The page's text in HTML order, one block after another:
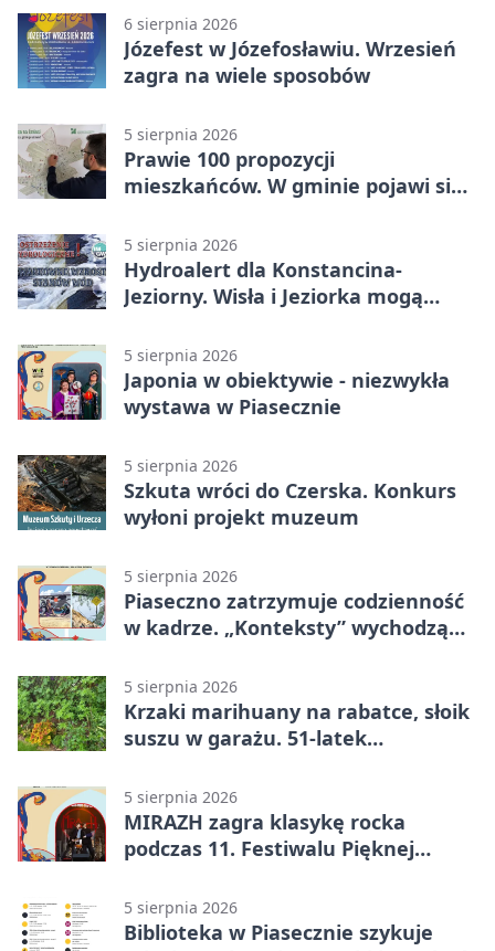
6 sierpnia 2026
Józefest w Józefosławiu. Wrzesień
zagra na wiele sposobów
5 sierpnia 2026
Prawie 100 propozycji
mieszkańców. W gminie pojawi się
5 sierpnia 2026
Hydroalert dla Konstancina-
Jeziorny. Wisła i Jeziorka mogą
5 sierpnia 2026
Japonia w obiektywie - niezwykła
wystawa w Piasecznie
5 sierpnia 2026
Szkuta wróci do Czerska. Konkurs
wyłoni projekt muzeum
5 sierpnia 2026
Piaseczno zatrzymuje codzienność
w kadrze. „Konteksty” wychodzą
5 sierpnia 2026
Krzaki marihuany na rabatce, słoik
suszu w garażu. 51-latek
5 sierpnia 2026
MIRAZH zagra klasykę rocka
podczas 11. Festiwalu Pięknej
5 sierpnia 2026
Biblioteka w Piasecznie szykuje